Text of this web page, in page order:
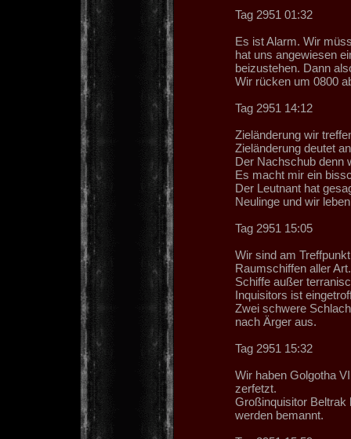
Tag 2951 01:32
Es ist Alarm. Wir
hat uns angewiesen
beizustehen. Dann
Wir rücken um 0800
Tag 2951 14:12
Zieländerung wir
Zieländerung deutet
Der Nachschub denn
Es macht mir ein
Der Leutnant hat
Neulinge und wir
Tag 2951 15:05
Wir sind am
Raumschiffen aller
Schiffe außer
Inquisitors ist
Zwei schwere
nach Ärger aus.
Tag 2951 15:32
Wir haben Golgotha
zerfetzt.
Großinquisitor Beltrak
werden bemannt.